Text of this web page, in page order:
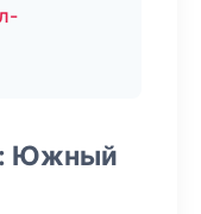
Южный